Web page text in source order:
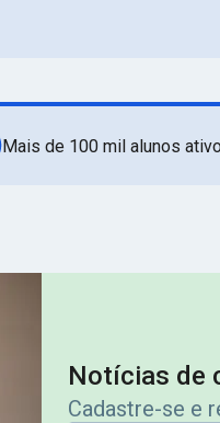
Mais de 100 mil alunos
Notícias de
Cadastre-se e